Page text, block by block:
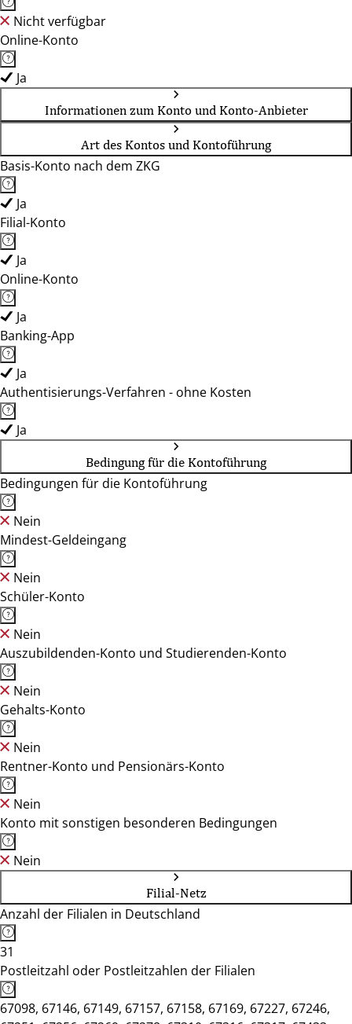
Nicht verfügbar
Online-Konto
Ja
Informationen zum Konto und Konto-Anbieter
Art des Kontos und Kontoführung
Basis-Konto nach dem ZKG
Ja
Filial-Konto
Ja
Online-Konto
Ja
Banking-App
Ja
Authentisierungs-Verfahren - ohne Kosten
Ja
Bedingung für die Kontoführung
Bedingungen für die Kontoführung
Nein
Mindest-Geldeingang
Nein
Schüler-Konto
Nein
Auszubildenden-Konto und Studierenden-Konto
Nein
Gehalts-Konto
Nein
Rentner-Konto und Pensionärs-Konto
Nein
Konto mit sonstigen besonderen Bedingungen
Nein
Filial-Netz
Anzahl der Filialen in Deutschland
31
Postleitzahl oder Postleitzahlen der Filialen
67098, 67146, 67149, 67157, 67158, 67169, 67227, 67246,